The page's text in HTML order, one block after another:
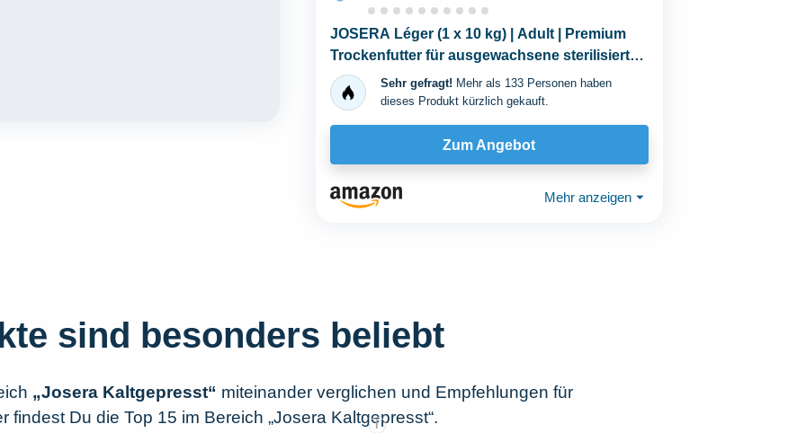
JOSERA Léger (1 x 10 kg) | Adult | Premium
Trockenfutter für ausgewachsene sterilisierte
oder...
Sehr gefragt! Mehr als 133 Personen haben
dieses Produkt kürzlich gekauft.
Zum Angebot
Mehr anzeigen ⏷
sind besonders beliebt
„Josera Kaltgepresst“ miteinander verglichen und Empfehlungen für
findest Du die Top 15 im Bereich „Josera Kaltgepresst“.
i